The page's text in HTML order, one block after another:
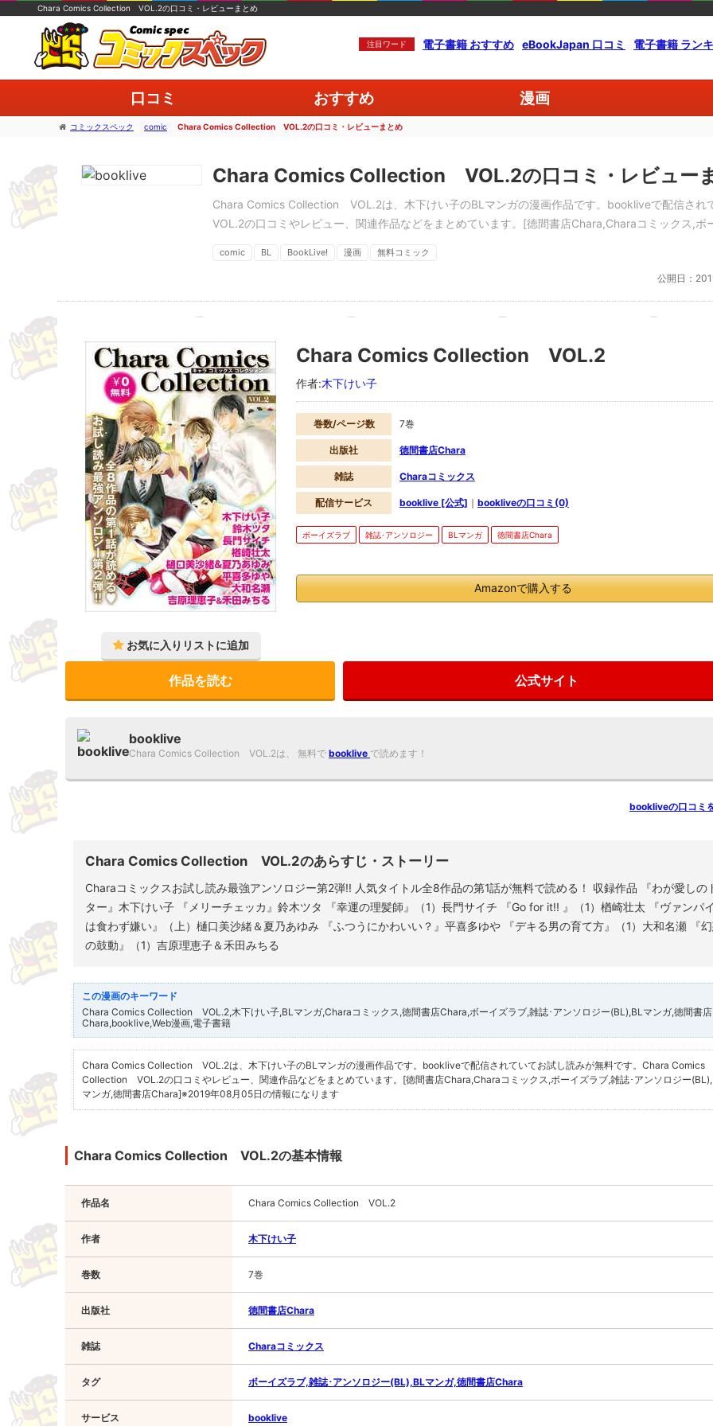
Chara Comics Collection VOL.2の口コミ・レビューまとめ
注目ワード 電子書籍 おすすめ eBookJapan 口コミ 電子書籍 ラン
口コミ おすすめ 漫画
コミックスペック comic Chara Comics Collection VOL.2の口コミ・レビューまとめ
Chara Comics Collection VOL.2の口コミ・レビュー
Chara Comics Collection VOL.2は、木下けい子のBLマンガの漫画作品です。bookliveで配信さ
VOL.2の口コミやレビュー、関連作品などをまとめています。[徳間書店Chara,Charaコミックス,
comic BL BookLive! 漫画 無料コミック
公開日：
Chara Comics Collection VOL.2
作者:木下けい子
巻数/ページ数 7巻
出版社 徳間書店Chara
雑誌 Charaコミックス
配信サービス booklive [公式] ｜ bookliveの口コミ(0)
ボーイズラブ 雑誌･アンソロジー BLマンガ 徳間書店Chara
Amazonで購入する
作品を読む 公式サイト
booklive
Chara Comics Collection VOL.2は、 無料で booklive で読めます！
bookliveの口コミ
Chara Comics Collection VOL.2のあらすじ・ストーリー
Charaコミックスお試し読み最強アンソロジー第2弾!! 人気タイトル全8作品の第1話が無料で読める！ 収録作品 『わが愛しの
ター』木下けい子 『メリーチェッカ』鈴木ツタ 『幸運の理髪師』（1）長門サイチ 『Go for it!! 』（1）楢崎壮太 『ヴァンパ
は食わず嫌い』（上）樋口美沙緒＆夏乃あゆみ 『ふつうにかわいい？』平喜多ゆや 『デキる男の育て方』（1）大和名瀬 『
の鼓動』（1）吉原理恵子＆禾田みちる
Chara Comics Collection VOL.2,木下けい子,BLマンガ,Charaコミックス,徳間書店Chara,ボーイズラブ,雑誌･アンソロジー(BL),BLマンガ,徳間書店
Chara,booklive,Web漫画,電子書籍
Chara Comics Collection VOL.2は、木下けい子のBLマンガの漫画作品です。bookliveで配信されていてお試し読みが無料です。Chara Comics
Collection VOL.2の口コミやレビュー、関連作品などをまとめています。[徳間書店Chara,Charaコミックス,ボーイズラブ,雑誌･アンソロジー
マンガ,徳間書店Chara]※2019年08月05日の情報になります
Chara Comics Collection VOL.2の基本情報
作品名 Chara Comics Collection VOL.2
作者 木下けい子
巻数 7巻
出版社 徳間書店Chara
雑誌 Charaコミックス
タグ ボーイズラブ,雑誌･アンソロジー(BL),BLマンガ,徳間書店Chara
サービス booklive